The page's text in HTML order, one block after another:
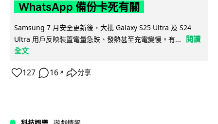
WhatsApp 備份卡死有關
Samsung 7 月安全更新後，大批 Galaxy S25 Ultra 及 S24
Ultra 用戶反映裝置電量急跌、發熱甚至充電變慢。有...
閱讀
全文
127 16 ↗ 分享